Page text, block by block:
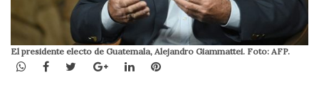
El presidente electo de Guatemala, Alejandro Giammattei. Foto: AFP.
WhatsApp
Facebook
TwitterGoogle+LinkedInPinterest